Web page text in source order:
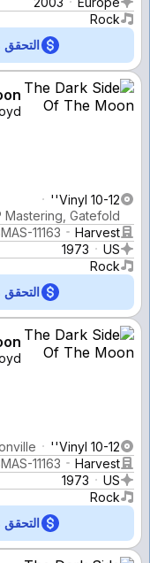
Rock
Vinyl 10-12''
Mastering, Gatefold
Harvest
11163
US
1973
Rock
Vinyl 10-12''
Harvest
11163
US
1973
Rock